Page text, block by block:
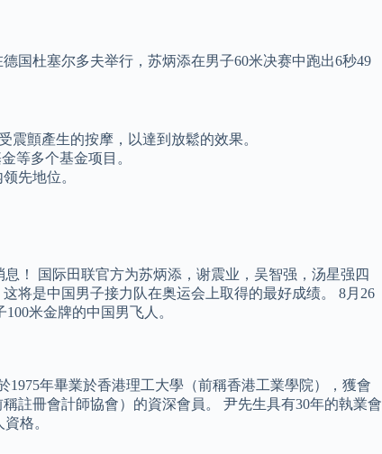
国杜塞尔多夫举行，苏炳添在男子60米决赛中跑出6秒49
顫產生的按摩，以達到放鬆的效果。
等多个基金项目。
先地位。
！ 国际田联官方为苏炳添，谢震业，吴智强，汤星强四
将是中国男子接力队在奥运会上取得的最好成绩。 8月26
米金牌的中国男飞人。
年畢業於香港理工大學（前稱香港工業學院），獲會
註冊會計師協會）的資深會員。 尹先生具有30年的執業會
格。